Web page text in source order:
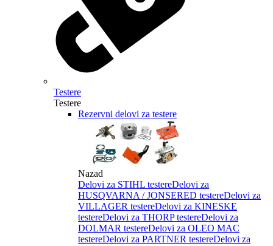
Testere
Testere
Rezervni delovi za testere
Nazad
Delovi za STIHL testereDelovi za
HUSQVARNA / JONSERED testereDelovi za
VILLAGER testereDelovi za KINESKE
testereDelovi za THORP testereDelovi za
DOLMAR testereDelovi za OLEO MAC
testereDelovi za PARTNER testereDelovi za